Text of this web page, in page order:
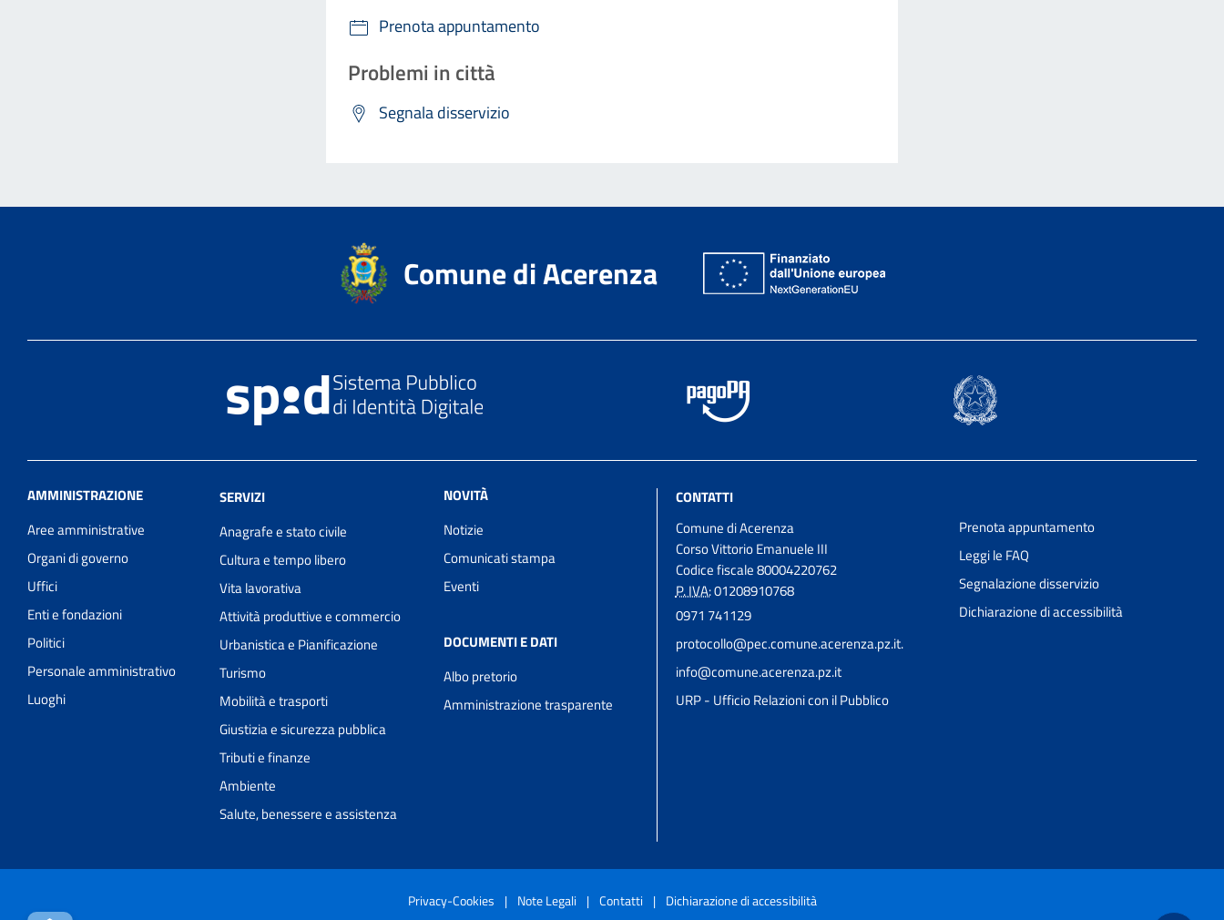
Prenota appuntamento
Problemi in città
Segnala disservizio
Comune di Acerenza
AMMINISTRAZIONE
Aree amministrative
Organi di governo
Uffici
Enti e fondazioni
Politici
Personale amministrativo
Luoghi
SERVIZI
Anagrafe e stato civile
Cultura e tempo libero
Vita lavorativa
Attività produttive e commercio
Urbanistica e Pianificazione
Turismo
Mobilità e trasporti
Giustizia e sicurezza pubblica
Tributi e finanze
Ambiente
Salute, benessere e assistenza
NOVITÀ
Notizie
Comunicati stampa
Eventi
DOCUMENTI E DATI
Albo pretorio
Amministrazione trasparente
CONTATTI
Comune di Acerenza
Corso Vittorio Emanuele III
Codice fiscale 80004220762
P. IVA:01208910768
0971 741129
protocollo@pec.comune.acerenza.pz.it.
info@comune.acerenza.pz.it
URP - Ufficio Relazioni con il Pubblico
Prenota appuntamento
Leggi le FAQ
Segnalazione disservizio
Dichiarazione di accessibilità
Privacy-Cookies | Note Legali | Contatti | Dichiarazione di accessibilità